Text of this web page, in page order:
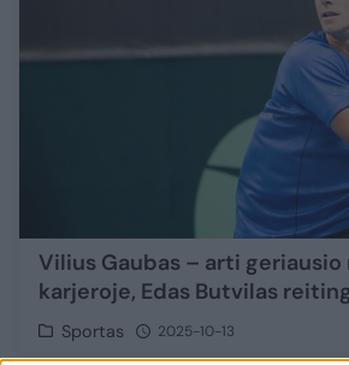
Vilius Gaubas – arti
karjeroje, Edas Butvilas
Sportas 2025-10-13